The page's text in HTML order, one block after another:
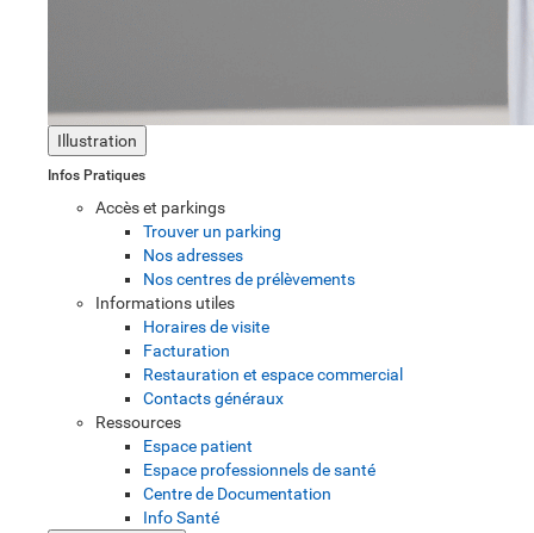
Illustration
Infos Pratiques
Accès et parkings
Trouver un parking
Nos adresses
Nos centres de prélèvements
Informations utiles
Horaires de visite
Facturation
Restauration et espace commercial
Contacts généraux
Ressources
Espace patient
Espace professionnels de santé
Centre de Documentation
Info Santé